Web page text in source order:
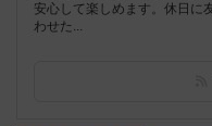
安心して楽しめます。休日に
わせた...